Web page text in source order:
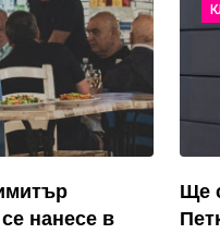
нанесе в
Ще